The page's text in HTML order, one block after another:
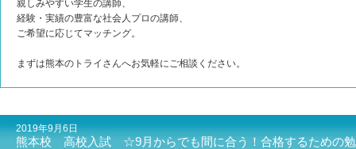
親しみやすい学生の講師、
経験・実績の豊富な社会人プロの講師、
ご希望に応じてマッチング。
まずは熊本のトライさんへお気軽にご相談ください。
2019年9月6日
熊本校 高校入試 ☆9月からでも間に合う！合格するための